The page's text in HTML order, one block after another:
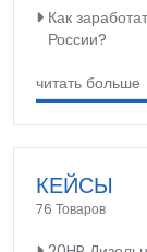
Как
России?
читать больше
КЕЙСЫ
76 Товаров